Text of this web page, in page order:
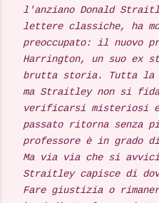
l'anziano Donald
lettere classiche, ha
preoccupato: il nuovo
Harrington, un suo ex
brutta storia. Tutta la
ma Straitley non si
verificarsi misteriosi
passato ritorna senza
professore è in grado
Ma via via che si
Straitley capisce di
Fare giustizia o